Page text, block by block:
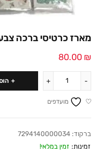
מארז כרטיסי ברכה צבעוניים
80.00 ₪
מועדפים
ברקוד: 7294140000034
זמינות: זמין במלאי!